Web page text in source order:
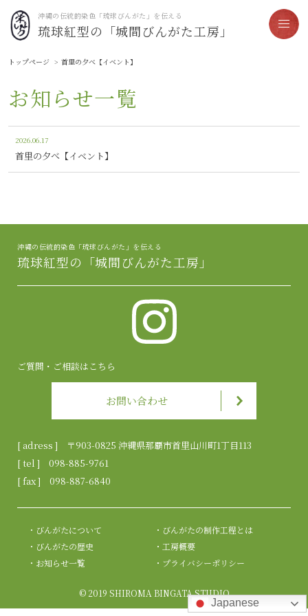
沖縄の伝統的染色「琉球びんがた」を伝える
琉球紅型の「城間びんがた工房」
Japanese
トップページ 首里の夕べ【イベント】
お知らせ一覧
2026.06.17
首里の夕べ【イベント】
沖縄の伝統的染色「琉球びんがた」を伝える
琉球紅型の「城間びんがた工房」
[ adress ] 〒903-0825 沖縄県那覇市首里山川町1丁目113
[ tel ] 098-885-9761
[ fax ] 098-887-6840
びんがたについて
びんがたの制作工程とは
びんがたの歴史
工房概要
お知らせ一覧
プライバシーポリシー
ご質問・ご相談はこちら
お問い合わせ
© 2019 SHIROMA BINGATA STUDIO